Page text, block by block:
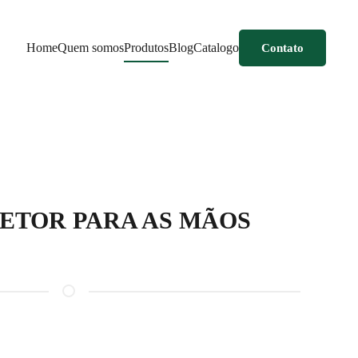
HomeQuem somosProdutosBlogCatalogo Contato
PARA AS MÃOS